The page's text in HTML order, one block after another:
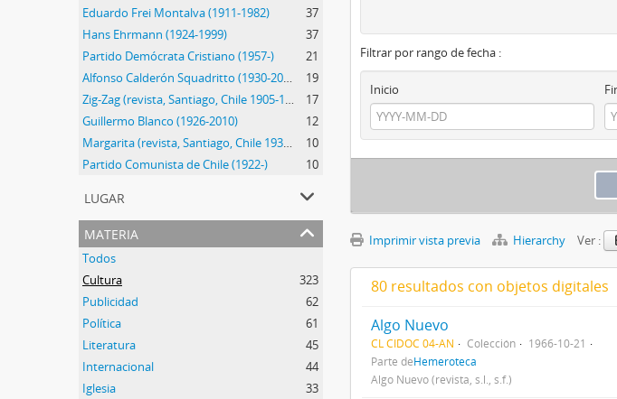
Eduardo Frei Montalva (1911-1982)
37
Hans Ehrmann (1924-1999)
37
Partido Demócrata Cristiano (1957-)
21
Alfonso Calderón Squadritto (1930-2009)
19
Zig-Zag (revista, Santiago, Chile 1905-1964)
17
Guillermo Blanco (1926-2010)
12
Margarita (revista, Santiago, Chile 1934-1953)
10
Partido Comunista de Chile (1922-)
10
lugar
materia
Todos
Cultura
323
Publicidad
62
Política
61
Literatura
45
Internacional
44
Iglesia
33
Filtrar por rango de fecha :
Inicio
Imprimir vista previa Hierarchy Ver :
80 resultados con objetos digitales
Algo Nuevo
CL CIDOC 04-AN Colección
1966-10-21
Parte deHemeroteca
Algo Nuevo (revista, s.l., s.f.)